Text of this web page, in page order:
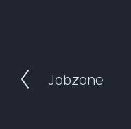
P
Jobzone